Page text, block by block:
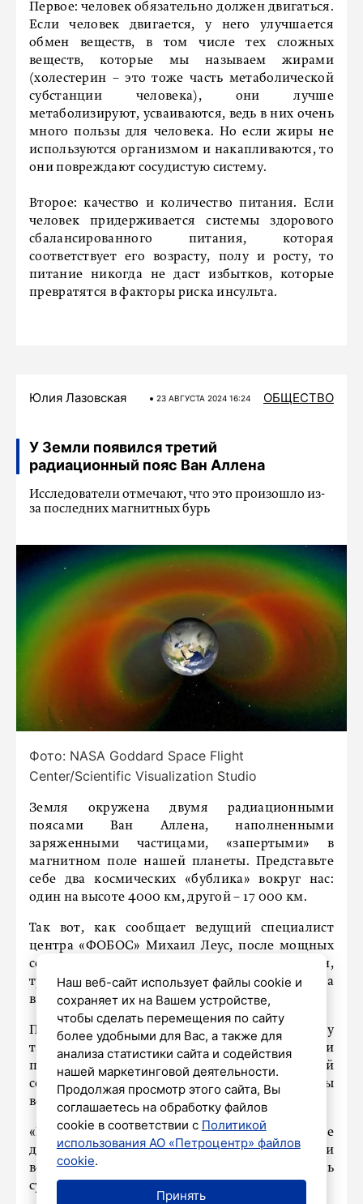
Первое: человек обязательно должен двигаться.
Если человек двигается, у него улучшается
обмен веществ, в том числе тех сложных
веществ, которые мы называем жирами
(холестерин – это тоже часть метаболической
субстанции человека), они лучше
метаболизируют, усваиваются, ведь в них очень
много пользы для человека. Но если жиры не
используются организмом и накапливаются, то
они повреждают сосудистую систему.
Второе: качество и количество питания. Если
человек придерживается системы здорового
сбалансированного питания, которая
соответствует его возрасту, полу и росту, то
питание никогда не даст избытков, которые
превратятся в факторы риска инсульта.
Юлия Лазовская 23 АВГУСТА 2024 16:24 ОБЩЕСТВО
У Земли появился третий
радиационный пояс Ван Аллена
Исследователи отмечают, что это произошло из-
за последних магнитных бурь
Фото: NASA Goddard Space Flight
Center/Scientific Visualization Studio
Земля окружена двумя радиационными
поясами Ван Аллена, наполненными
заряженными частицами, «запертыми» в
магнитном поле нашей планеты. Представьте
себе два космических «бублика» вокруг нас:
один на высоте 4000 км, другой – 17 000 км.
Так вот, как сообщает ведущий специалист
центра «ФОБОС» Михаил Леус, после мощных
солнечных бурь в мае появился еще один,
третий пояс! Он раскинулся еще дальше – на
высоте 19-21 тысячи километров от Земли.
Подобное случается не первый раз, в 2013 году
такой третий пояс уже появлялся и
продержался около месяца. Вероятно, новый
солнечный выброс скоро «сметет» и этот, и мы
вернемся к двум привычным поясам.
«Исследователи NASA анализируют собранные
данные, чтобы лучше понять этот пояс и
возможную продолжительность
существования.
Наш веб-сайт использует файлы cookie и
сохраняет их на Вашем устройстве,
чтобы сделать перемещения по сайту
более удобными для Вас, а также для
анализа статистики сайта и содействия
нашей маркетинговой деятельности.
Продолжая просмотр этого сайта, Вы
соглашаетесь на обработку файлов
cookie в соответствии с Политикой
использования АО «Петроцентр» файлов
cookie.
Принять